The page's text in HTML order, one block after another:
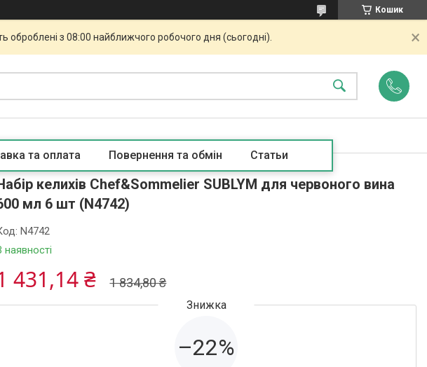
Кошик
оброблені з 08:00 найближчого робочого дня (сьогодні).
та оплата Повернення та обмін Статьи
келихів Chef&Sommelier SUBLYM для червоного вина
мл 6 шт (N4742)
наявності
N4742
1 834,80 ₴
431,14 ₴
–22%